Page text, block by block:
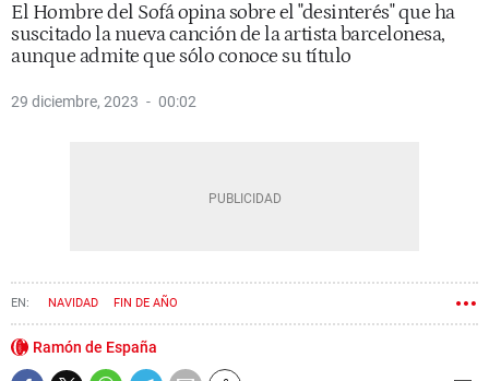
El Hombre del Sofá opina sobre el "desinterés" que ha
suscitado la nueva canción de la artista barcelonesa,
aunque admite que sólo conoce su título
29 diciembre, 2023 00:02
NAVIDAD FIN DE AÑO
Ramón de España